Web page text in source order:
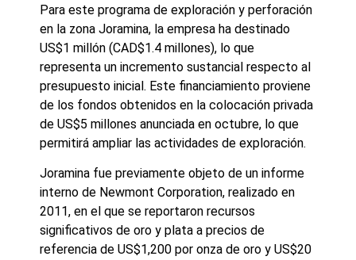
Para este programa de exploración y perforación
en la zona Joramina, la empresa ha destinado
US$1 millón (CAD$1.4 millones), lo que
representa un incremento sustancial respecto al
presupuesto inicial. Este financiamiento proviene
de los fondos obtenidos en la colocación privada
de US$5 millones anunciada en octubre, lo que
permitirá ampliar las actividades de exploración.
Joramina fue previamente objeto de un informe
interno de Newmont Corporation, realizado en
2011, en el que se reportaron recursos
significativos de oro y plata a precios de
referencia de US$1,200 por onza de oro y US$20